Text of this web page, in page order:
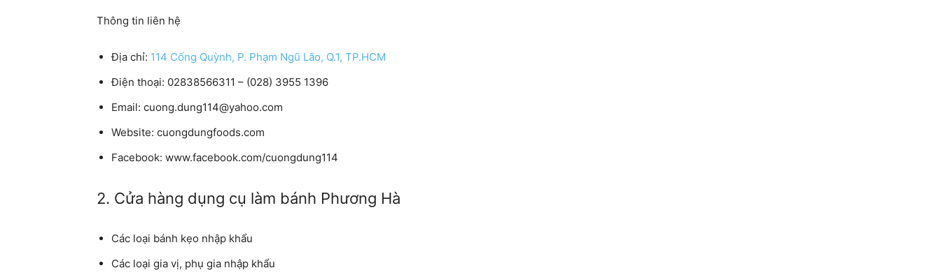
Thông tin liên hệ
Địa chỉ: 114 Cống Quỳnh, P. Phạm Ngũ Lão, Q.1, TP.HCM
Điện thoại: 02838566311 – (028) 3955 1396
Email: cuong.dung114@yahoo.com
Website: cuongdungfoods.com
Facebook: www.facebook.com/cuongdung114
2. Cửa hàng dụng cụ làm bánh Phương Hà
Các loại bánh kẹo nhập khẩu
Các loại gia vị, phụ gia nhập khẩu